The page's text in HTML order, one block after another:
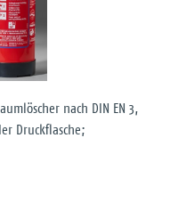
nach DIN EN 3,
Druckflasche;